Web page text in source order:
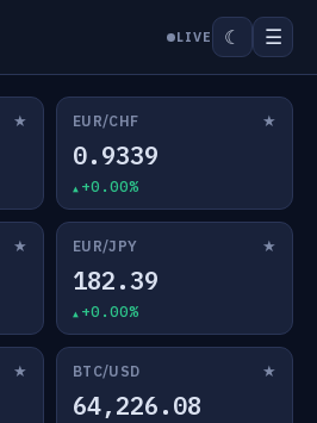
LIVE ☾ ☰
★ EUR/CHF ★
0.9339
+0.00%
★ EUR/JPY ★
182.39
+0.00%
★ BTC/USD ★
64,226.08